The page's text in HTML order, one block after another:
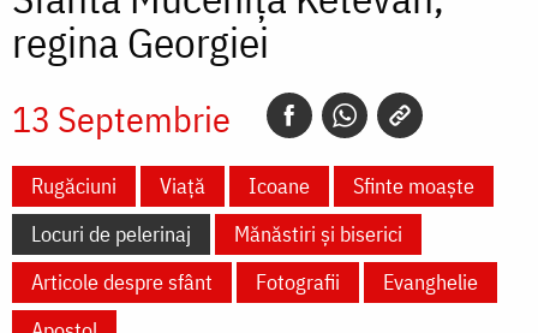
regina Georgiei
13 Septembrie
Rugăciuni Viață Icoane
Sfinte moaște
Locuri de pelerinaj
Mănăstiri și biserici
Articole despre sfânt
Fotografii
Evanghelie